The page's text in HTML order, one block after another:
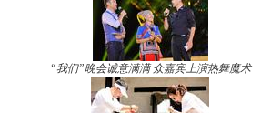
“我们”晚会诚意满满 众嘉宾上演热舞魔术